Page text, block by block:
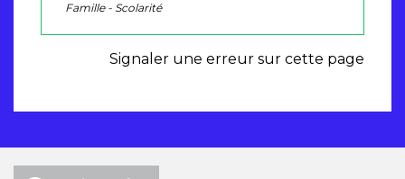
Famille - Scolarité
Signaler une erreur sur cette page